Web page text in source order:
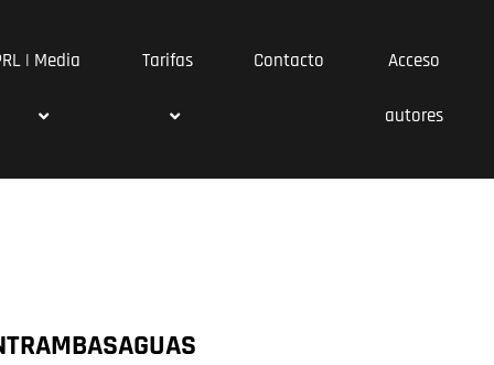
| Media Tarifas Contacto Acceso
autores